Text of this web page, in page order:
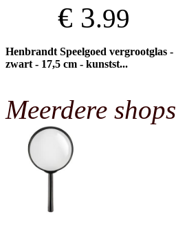
€ 3.99
Henbrandt Speelgoed vergrootglas -
zwart - 17,5 cm - kunstst...
Meerdere shops